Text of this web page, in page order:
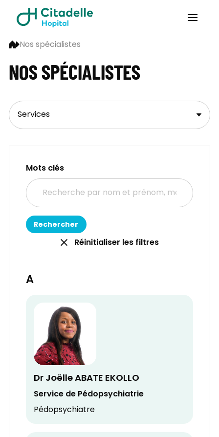
Nos spécialistes
NOS SPÉCIALISTES
Mots clés
Réinitialiser les filtres
A
Dr Joëlle ABATE EKOLLO
Service de Pédopsychiatrie
Pédopsychiatre